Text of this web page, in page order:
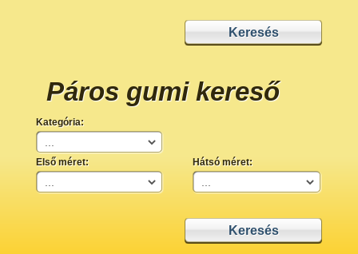
Páros gumi kereső
Kategória:
Első méret: Hátsó méret: